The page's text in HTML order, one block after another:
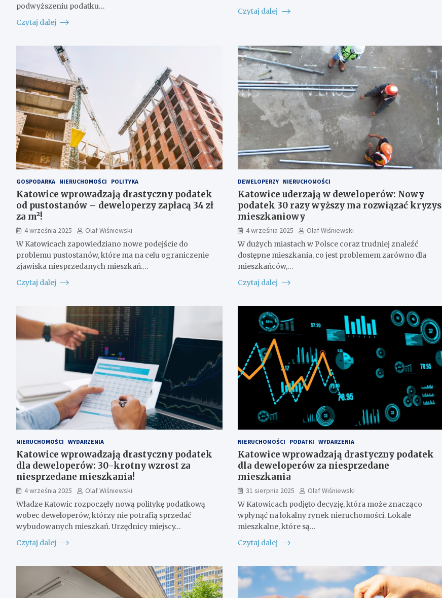
podwyższeniu podatku…
Czytaj dalej
Czytaj dalej
GOSPODARKA NIERUCHOMOŚCI POLITYKA
Katowice wprowadzają drastyczny podatek
od pustostanów – deweloperzy zapłacą 34 zł
za m²!
4 września 2025
Olaf Wiśniewski
W Katowicach zapowiedziano nowe podejście do
problemu pustostanów, które ma na celu ograniczenie
zjawiska niesprzedanych mieszkań.…
Czytaj dalej
DEWELOPERZY NIERUCHOMOŚCI
Katowice uderzają w deweloperów: Nowy
podatek 30 razy wyższy ma rozwiązać kryzys
mieszkaniowy
4 września 2025
Olaf Wiśniewski
W dużych miastach w Polsce coraz trudniej znaleźć
dostępne mieszkania, co jest problemem zarówno dla
mieszkańców,…
Czytaj dalej
NIERUCHOMOŚCI WYDARZENIA
Katowice wprowadzają drastyczny podatek
dla deweloperów: 30-krotny wzrost za
niesprzedane mieszkania!
4 września 2025
Olaf Wiśniewski
Władze Katowic rozpoczęły nową politykę podatkową
wobec deweloperów, którzy nie potrafią sprzedać
wybudowanych mieszkań. Urzędnicy miejscy…
Czytaj dalej
NIERUCHOMOŚCI PODATKI WYDARZENIA
Katowice wprowadzają drastyczny podatek
dla deweloperów za niesprzedane
mieszkania
31 sierpnia 2025
Olaf Wiśniewski
W Katowicach podjęto decyzję, która może znacząco
wpłynąć na lokalny rynek nieruchomości. Lokale
mieszkalne, które są…
Czytaj dalej